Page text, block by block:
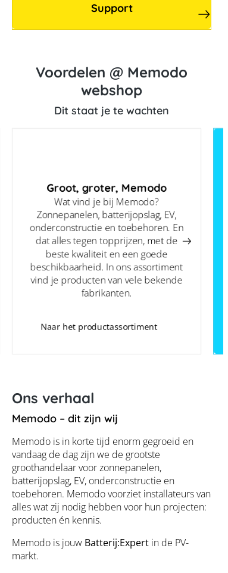
Support
Voordelen @ Memodo
webshop
Dit staat je te wachten
Groot, groter, Memodo
Wat vind je bij Memodo?
Zonnepanelen, batterijopslag, EV,
onderconstructie en toebehoren. En
dat alles tegen topprijzen, met de
beste kwaliteit en een goede
beschikbaarheid. In ons assortiment
vind je producten van vele bekende
fabrikanten.
Naar het productassortiment
Ons verhaal
Memodo – dit zijn wij
Memodo is in korte tijd enorm gegroeid en
vandaag de dag zijn we de grootste
groothandelaar voor zonnepanelen,
batterijopslag, EV, onderconstructie en
toebehoren. Memodo voorziet installateurs van
alles wat zij nodig hebben voor hun projecten:
producten én kennis.
Memodo is jouw Batterij:Expert in de PV-
markt.